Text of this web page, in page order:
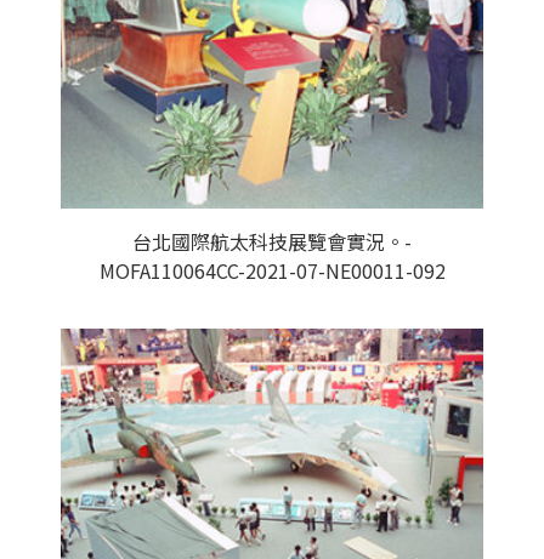
台北國際航太科技展覽會實況。-
MOFA110064CC-2021-07-NE00011-092